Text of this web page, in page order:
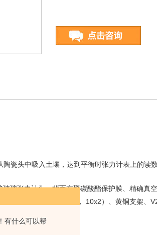
有什么可以帮
瓷头中吸入土壤，达到平衡时张力计表上的读数
璃张力计头，背面有聚碳酸酯保护膜、精确真
陶瓷头（SKA 100 FF， 10x2）、黄铜支架、